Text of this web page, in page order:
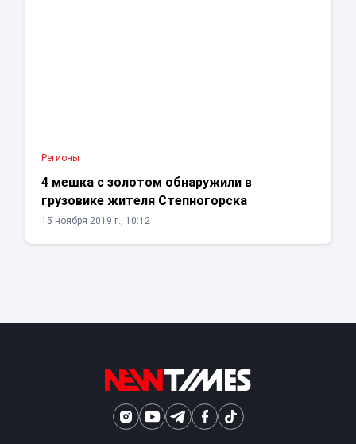
Регионы
4 мешка с золотом обнаружили в
грузовике жителя Степногорска
15 ноября 2019 г., 10:12